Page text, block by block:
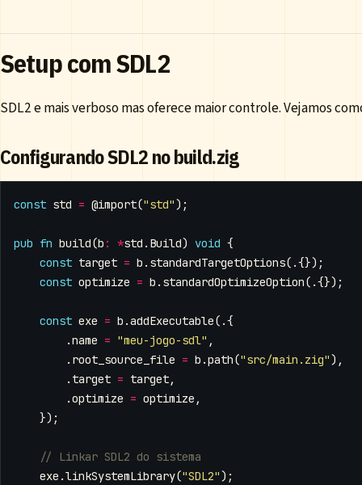
Setup com SDL2
SDL2 e mais verboso mas oferece maior controle. Vejamos
Configurando SDL2 no build.zig
const std = @import("std" );
pub fn build(b : *std . Build) void {
const target = b . standardTargetOptions(.{});
const optimize = b . standardOptimizeOption(.{});
const exe = b .addExecutable(.{
.name = "meu-jogo-sdl" ,
. root_source_file = b .path("src/main.zig" ),
. target = target,
.optimize = optimize ,
});
exe .linkSystemLibrary("SDL2" );